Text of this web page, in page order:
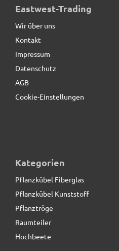
ultrastarke Pflanzenroller für
Eastwest-Trading
Wir über uns
Kontakt
Impressum
Datenschutz
AGB
Cookie-Einstellungen
Kategorien
Pflanzkübel Fiberglas
Pflanzkübel Kunststoff
Pflanztröge
Raumteiler
Hochbeete